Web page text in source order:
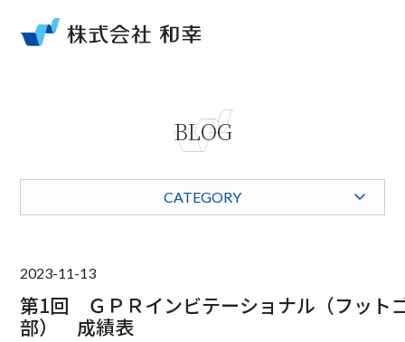
BLOG
CATEGORY
2023-11-13
第1回 ＧＰＲインビテーショナル（フット
部） 成績表